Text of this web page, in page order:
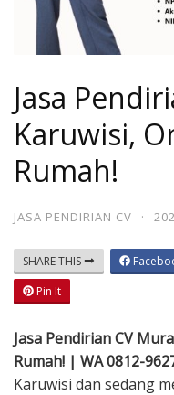
Jasa
Karuwisi,
Rumah!
JASA PENDIRIAN CV ·
SHARE THIS
Pin It
Jasa Pendirian CV
Rumah! | WA 0812-
Karuwisi dan sedang